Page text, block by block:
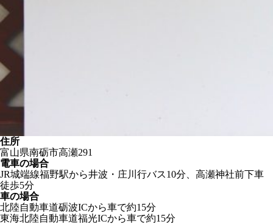
住所
富山県南砺市高瀬291
電車の場合
JR城端線福野駅から井波・庄川行バス10分、高瀬神社前下車
徒歩5分
車の場合
北陸自動車道砺波ICから車で約15分
東海北陸自動車道福光ICから車で約15分